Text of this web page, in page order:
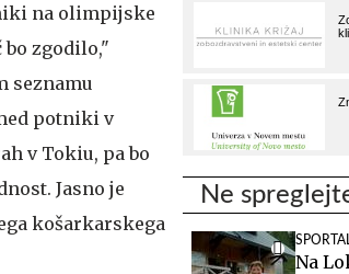
na olimpijske
zgodilo,"
seznamu
potniki v
v Tokiu, pa bo
Jasno je
košarkarskega
Ne
Na